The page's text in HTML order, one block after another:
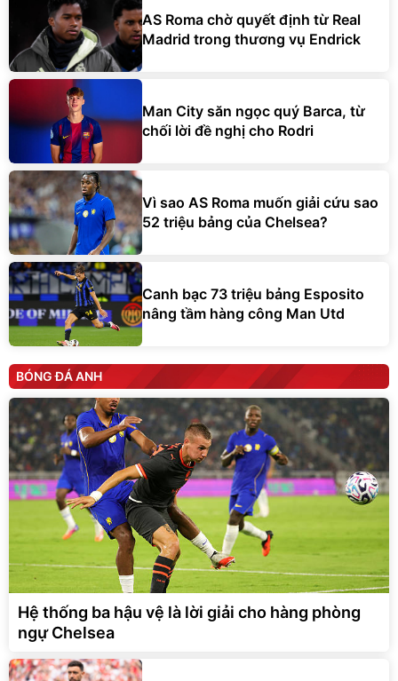
AS Roma chờ quyết định từ Real
Madrid trong thương vụ Endrick
Man City săn ngọc quý Barca, từ
chối lời đề nghị cho Rodri
Vì sao AS Roma muốn giải cứu sao
52 triệu bảng của Chelsea?
Canh bạc 73 triệu bảng Esposito
nâng tầm hàng công Man Utd
BÓNG ĐÁ ANH
Hệ thống ba hậu vệ là lời giải cho hàng phòng
ngự Chelsea